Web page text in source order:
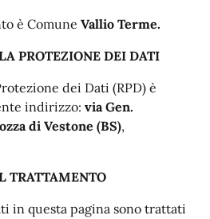
è Comune Vallio Terme.
PROTEZIONE DEI DATI
dei Dati (RPD) è
indirizzo: via Gen.
di Vestone (BS),
TRATTAMENTO
in questa pagina sono trattati